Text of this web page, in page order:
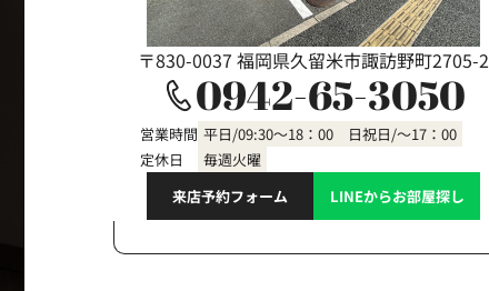
〒830-0037 福岡県久留米市諏訪野町2705-2
0942-65-3050
営業時間 平日/09:30～18：00 日祝日/～17：00
定休日
毎週火曜
来店予約フォーム
LINEからお部屋探し